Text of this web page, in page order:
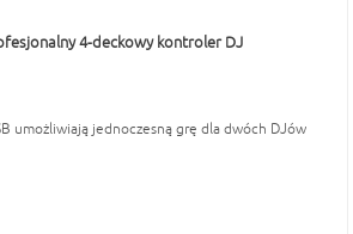
4-deckowy kontroler DJ
umożliwiają jednoczesną grę dla dwóch DJów